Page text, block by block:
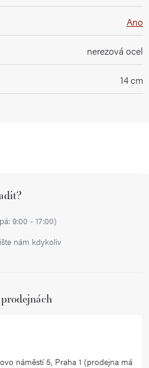
Ano
nerezová ocel
14 cm
9:00 - 17:00)
nám kdykoliv
náměstí 5, Praha 1 (prodejna má